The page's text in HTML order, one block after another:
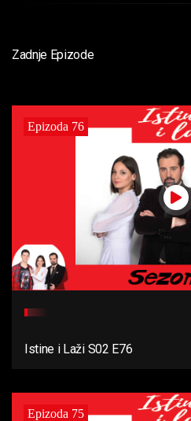
Zadnje Epizode
Epizoda 76
Istine i Laži S02 E76
Epizoda 75